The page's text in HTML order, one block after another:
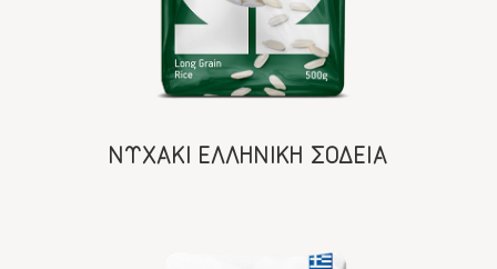
ΝΥΧΑΚΙ ΕΛΛΗΝΙΚΗ ΣΟΔΕΙΑ